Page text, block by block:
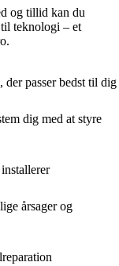
og tillid kan du
teknologi – et
passer bedst til dig
dig med at styre
årsager og